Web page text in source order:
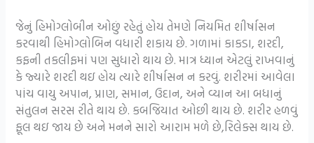
જેનું હિમોગ્લોબીન ઓછું રહેતું હોય તેમણે નિયમિત શીર્ષાસન
કરવાથી હિમોગ્લોબિન વધારી શકાય છે. ગળામાં કાકડા, શરદી,
કફની તકલીફમાં પણ સુધારો થાય છે. માત્ર ધ્યાન એટલું રાખવાનું
કે જ્યારે શરદી થઇ હોય ત્યારે શીર્ષાસન ન કરવું. શરીરમાં આવેલા
પાંચ વાયુ અપાન, પ્રાણ, સમાન, ઉદાન, અને વ્યાન આ બધાનું
સંતુલન સરસ રીતે થાય છે. કબજિયાત ઓછી થાય છે. શરીર હળવું
ફૂલ થઇ જાય છે અને મનને સારો આરામ મળે છે,રિલેક્સ થાય છે.